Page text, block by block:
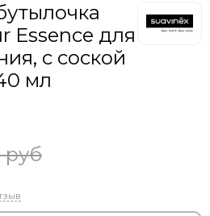
Essence для
с соской
мл
руб